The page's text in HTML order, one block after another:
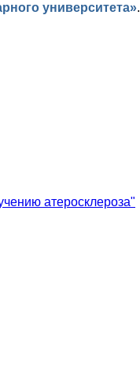
университета».
атеросклероза"